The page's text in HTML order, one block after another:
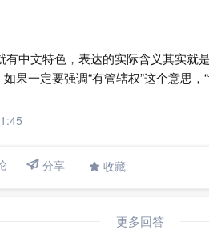
有中文特色，表达的实际含义其实就
如果一定要强调“有管辖权”这个意思
 分享  收藏
更多回答